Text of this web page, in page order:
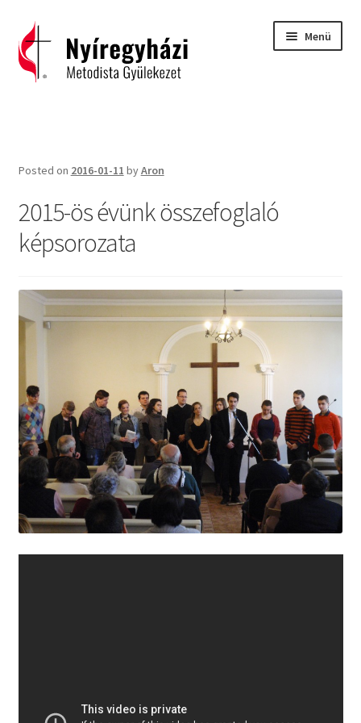
Ugrás
a
navigációhoz
Kilépés
a
tartalomba
Menü
2017 – Igehirdetések
C. H. Spurgeon: Isten ígéreteinek tárháza
Carl Eichhorn: Isten műhelyében
Csendes percek
Cseri Kálmán: A kegyelem harmatja
Napi Ige: Evangélikus bibliaolvasó Útmutató
Oswald Chambers: Krisztus mindenek felett
Elérhetőségek
Posted on 2016-01-11 byAron
2015-ös évünk összefoglaló
képsorozata